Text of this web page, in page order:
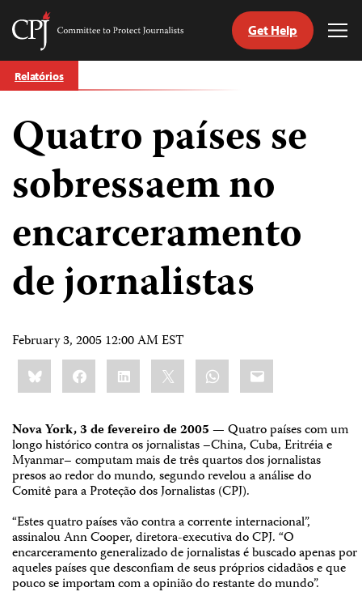
Skip
to
Committee
Journalists
Get Help
Relatórios
Quatro países se
sobressaem no
encarceramento
de jornalistas
February 3, 2005 12:00 AM EST
Share
this:BlueskyFacebookLinkedIn WhatsApp
Email
Nova York, 3 de fevereiro de 2005— Quatro países com um
longo histórico contra os jornalistas –China, Cuba, Eritréia e
Myanmar– computam mais de três quartos dos jornalistas
presos ao redor do mundo, segundo revelou a análise do
Comitê para a Proteção dos Jornalistas (CPJ).
“Estes quatro países vão contra a corrente internacional”,
assinalou Ann Cooper, diretora-executiva do CPJ. “O
encarceramento generalizado de jornalistas é buscado apenas por
aqueles países que desconfiam de seus próprios cidadãos e que
pouco se importam com a opinião do restante do mundo”.